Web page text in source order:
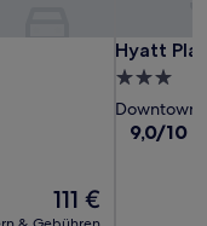
Der
Preis
111 €
Hyatt
Hyatt
3.0-
Sterne-
Downtown
9.0
9,0/10